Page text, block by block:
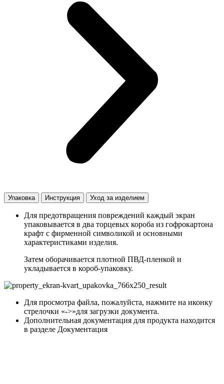
Упаковка Инструкция Уход за изделием
Для предотвращения повреждений каждый экран
упаковывается в два торцевых короба из гофрокартона
крафт с фирменной символикой и основными
характеристиками изделия.
Затем оборачивается плотной ПВД-пленкой и
укладывается в короб-упаковку.
Для просмотра файла, пожалуйста, нажмите на иконку
стрелочки «->»для загрузки документа.
Дополнительная документация для продукта находится
в разделе Документация